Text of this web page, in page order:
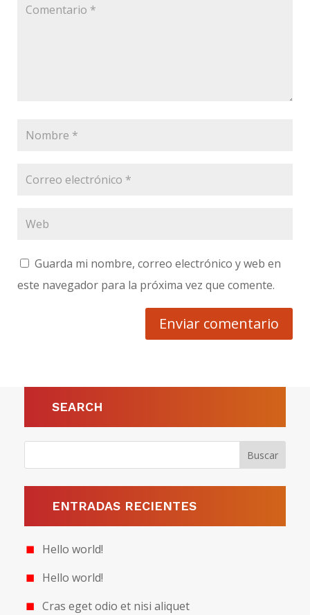
Guarda mi nombre, correo electrónico y web en
este navegador para la próxima vez que comente.
Enviar comentario
SEARCH
ENTRADAS RECIENTES
Hello world!
Hello world!
Cras eget odio et nisi aliquet